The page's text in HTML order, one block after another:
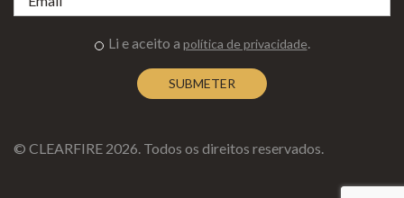
Li e aceito a política de privacidade.
© CLEARFIRE 2026. Todos os direitos reservados.